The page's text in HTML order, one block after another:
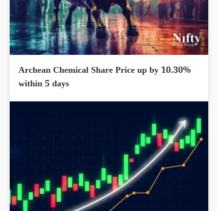
Archean Chemical Share Price up by 10.30%
within 5 days